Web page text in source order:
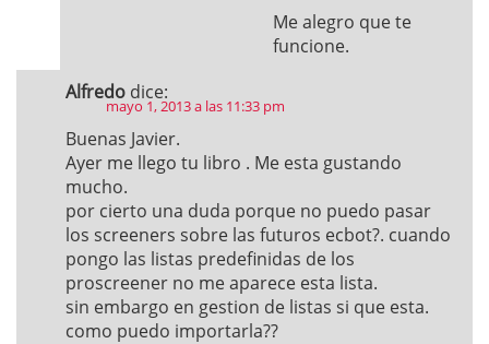
Me alegro que te
funcione.
Alfredo dice:
mayo 1, 2013 a las 11:33 pm
Buenas Javier.
Ayer me llego tu libro . Me esta gustando
mucho.
por cierto una duda porque no puedo pasar
los screeners sobre las futuros ecbot?. cuando
pongo las listas predefinidas de los
proscreener no me aparece esta lista.
sin embargo en gestion de listas si que esta.
como puedo importarla??